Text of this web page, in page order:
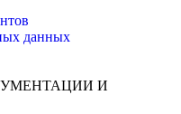
данных
И